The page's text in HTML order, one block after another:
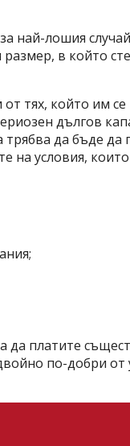
най-лошия
в който
тях, който им
дългов
да бъде да
на условия,
да платите
по-добри от